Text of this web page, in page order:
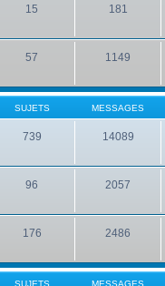
15 181
57 1149
SUJETS MESSAGES
739 14089
96 2057
176 2486
SUJETS MESSAGES